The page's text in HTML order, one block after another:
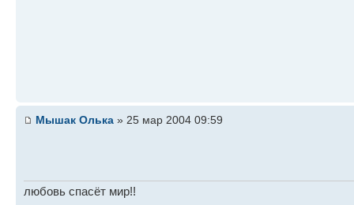
Мышак Олька » 25 мар 2004 09:59
любовь спасёт мир!!